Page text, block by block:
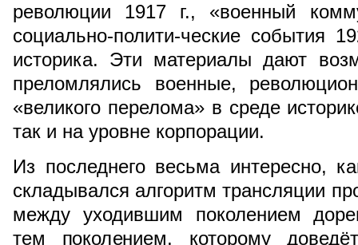
революции 1917 г., «военный
социально-полити-ческие события
историка. Эти материалы дают
преломлялись военные,
«великого перелома» в среде
так и на уровне корпорации.
Из последнего весьма интересно,
складывался алгоритм трансляции
между уходившим поколением
тем поколением, которому